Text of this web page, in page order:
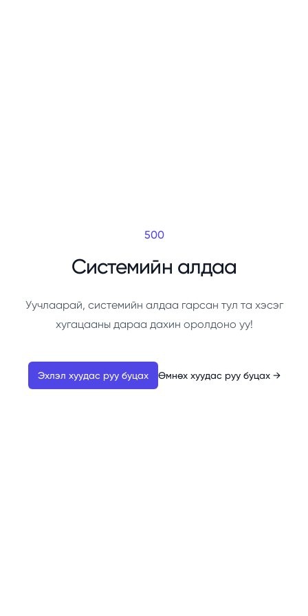
500
Системийн алдаа
Уучлаарай, системийн алдаа гарсан тул та хэсэг
хугацааны дараа дахин оролдоно уу!
Эхлэл хуудас руу буцах Өмнөх хуудас руу буцах →